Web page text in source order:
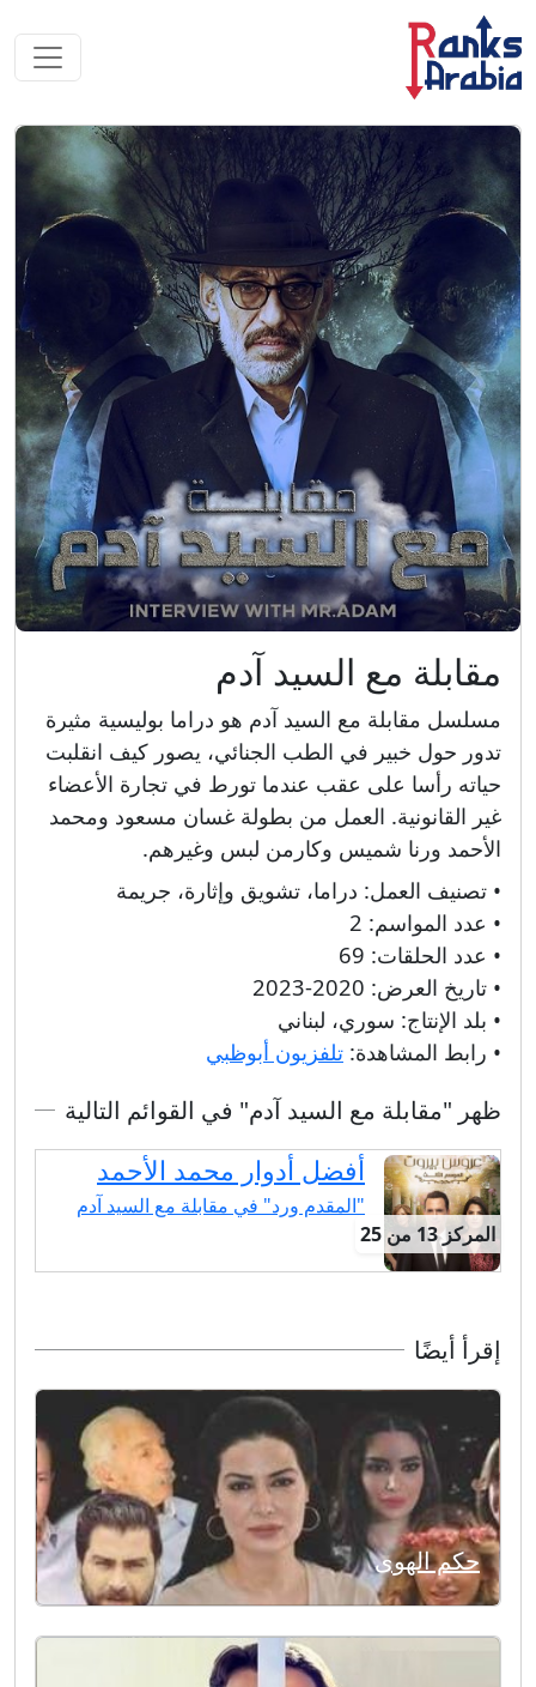
مقابلة مع السيد آدم
مسلسل مقابلة مع السيد آدم هو دراما بوليسية مثيرة
تدور حول خبير في الطب الجنائي، يصور كيف انقلبت
حياته رأسا على عقب عندما تورط في تجارة الأعضاء
غير القانونية. العمل من بطولة غسان مسعود ومحمد
الأحمد ورنا شميس وكارمن لبس وغيرهم.
• تصنيف العمل: دراما، تشويق وإثارة، جريمة
• عدد المواسم: 2
• عدد الحلقات: 69
• تاريخ العرض: 2020-2023
• بلد الإنتاج: سوري، لبناني
• رابط المشاهدة: تلفزيون أبوظبي
ظهر "مقابلة مع السيد آدم" في القوائم التالية
المركز 13 من 25
أفضل أدوار محمد الأحمد
"المقدم ورد" في مقابلة مع السيد آدم
إقرأ أيضًا
حكم الهوى